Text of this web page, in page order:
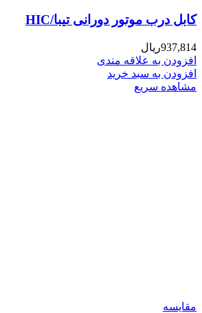
کابل درب موتور دورانی تیبا/HIC
937,814ریال
افزودن به علاقه مندی
افزودن به سبد خرید
مشاهده سریع
مقایسه